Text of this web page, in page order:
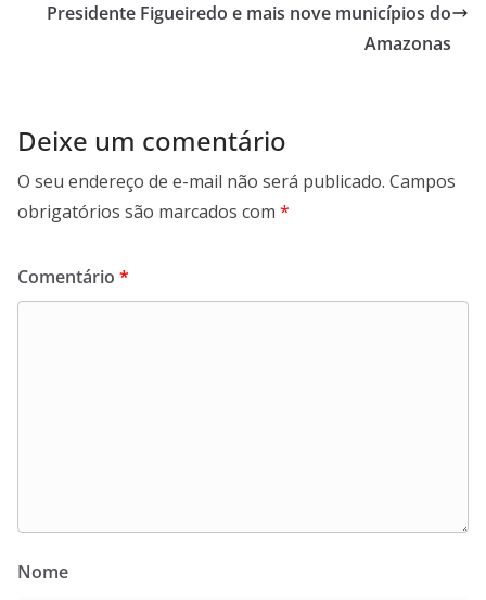
Presidente Figueiredo e mais nove municípios do
Amazonas
Deixe um comentário
O seu endereço de e-mail não será publicado. Campos
obrigatórios são marcados com *
Comentário *
Nome